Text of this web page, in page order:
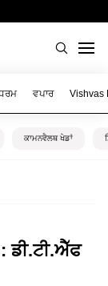
ਵਪਾਰ Vishvas
ਕਾਮਨਵੈਲਥ ਖੇਡਾਂ
ਡੀ.ਟੀ.ਐੱਫ